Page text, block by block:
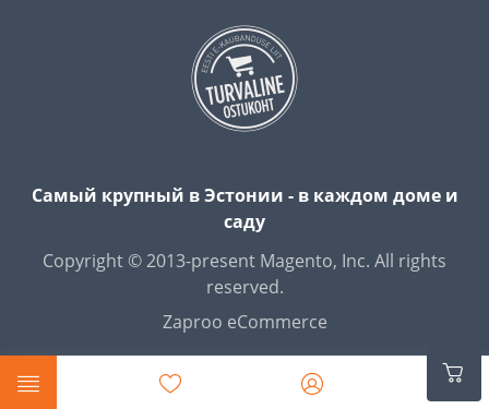
Самый крупный в Эстонии - в каждом доме и
саду
Copyright © 2013-present Magento, Inc. All rights
reserved.
Zaproo eCommerce